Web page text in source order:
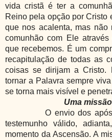
vida cristã é ter a
Reino pela opção por Cristo
que nos acalenta, mas
comunhão com Ele
que recebemos. É um
recapitulação de todas as
coisas se dirijam a Cristo.
tornar a Palavra sempre
se torna mais visível e
Uma
O envio dos
testemunho válido,
momento da Ascensão. A